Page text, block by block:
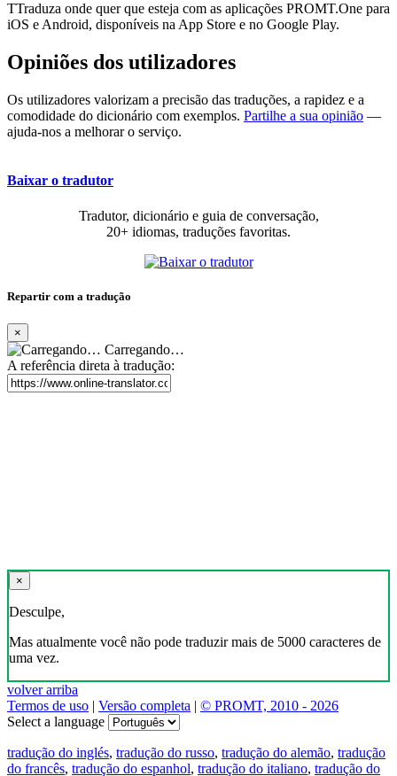
TTraduza onde quer que esteja com as aplicações PROMT.One para
iOS e Android, disponíveis na App Store e no Google Play.
Opiniões dos utilizadores
Os utilizadores valorizam a precisão das traduções, a rapidez e a
comodidade do dicionário com exemplos. Partilhe a sua opinião —
ajuda-nos a melhorar o serviço.
Baixar o tradutor
Tradutor, dicionário e guia de conversação,
20+ idiomas, traduções favoritas.
Repartir com a tradução
×
Carregando…
A referência direta à tradução:
×
Desculpe,
Mas atualmente você não pode traduzir mais de 5000 caracteres de
uma vez.
volver arriba
Termos de uso | Versão completa | © PROMT, 2010 - 2026
Select a language
tradução do inglés, tradução do russo, tradução do alemão, tradução
do francês, tradução do espanhol, tradução do italiano, tradução do